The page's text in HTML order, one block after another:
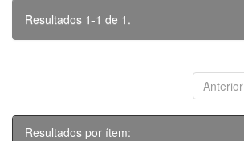
Resultados 1-1 de 1.
Anterior
Resultados por ítem: